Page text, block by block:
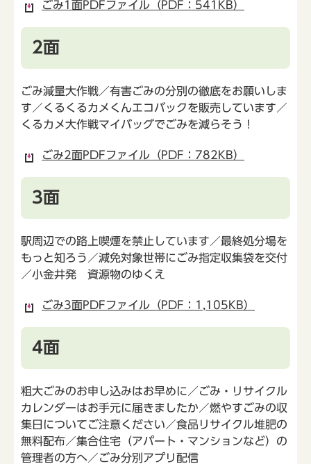
ごみ1面PDFファイル（PDF：541KB）
2面
ごみ減量大作戦／有害ごみの分別の徹底をお願いしま
す／くるくるカメくんエコバックを販売しています／
くるカメ大作戦マイバッグでごみを減らそう！
ごみ2面PDFファイル（PDF：782KB）
3面
駅周辺での路上喫煙を禁止しています／最終処分場を
もっと知ろう／減免対象世帯にごみ指定収集袋を交付
／小金井発 資源物のゆくえ
ごみ3面PDFファイル（PDF：1,105KB）
4面
粗大ごみのお申し込みはお早めに／ごみ・リサイクル
カレンダーはお手元に届きましたか／燃やすごみの収
集日についてご注意ください／食品リサイクル堆肥の
無料配布／集合住宅（アパート・マンションなど）の
管理者の方へ／ごみ分別アプリ配信